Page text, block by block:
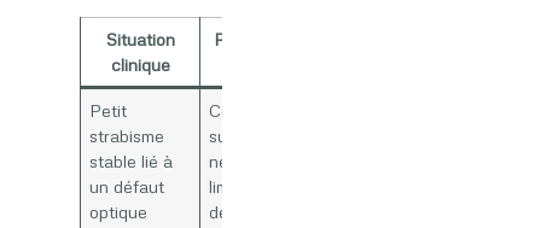
Situation
clinique
Rôle probable des
Petit
strabisme
stable lié à
un défaut
optique
Correction parfois
suffisante pour
netteté, confort et
limitation de la
déviation